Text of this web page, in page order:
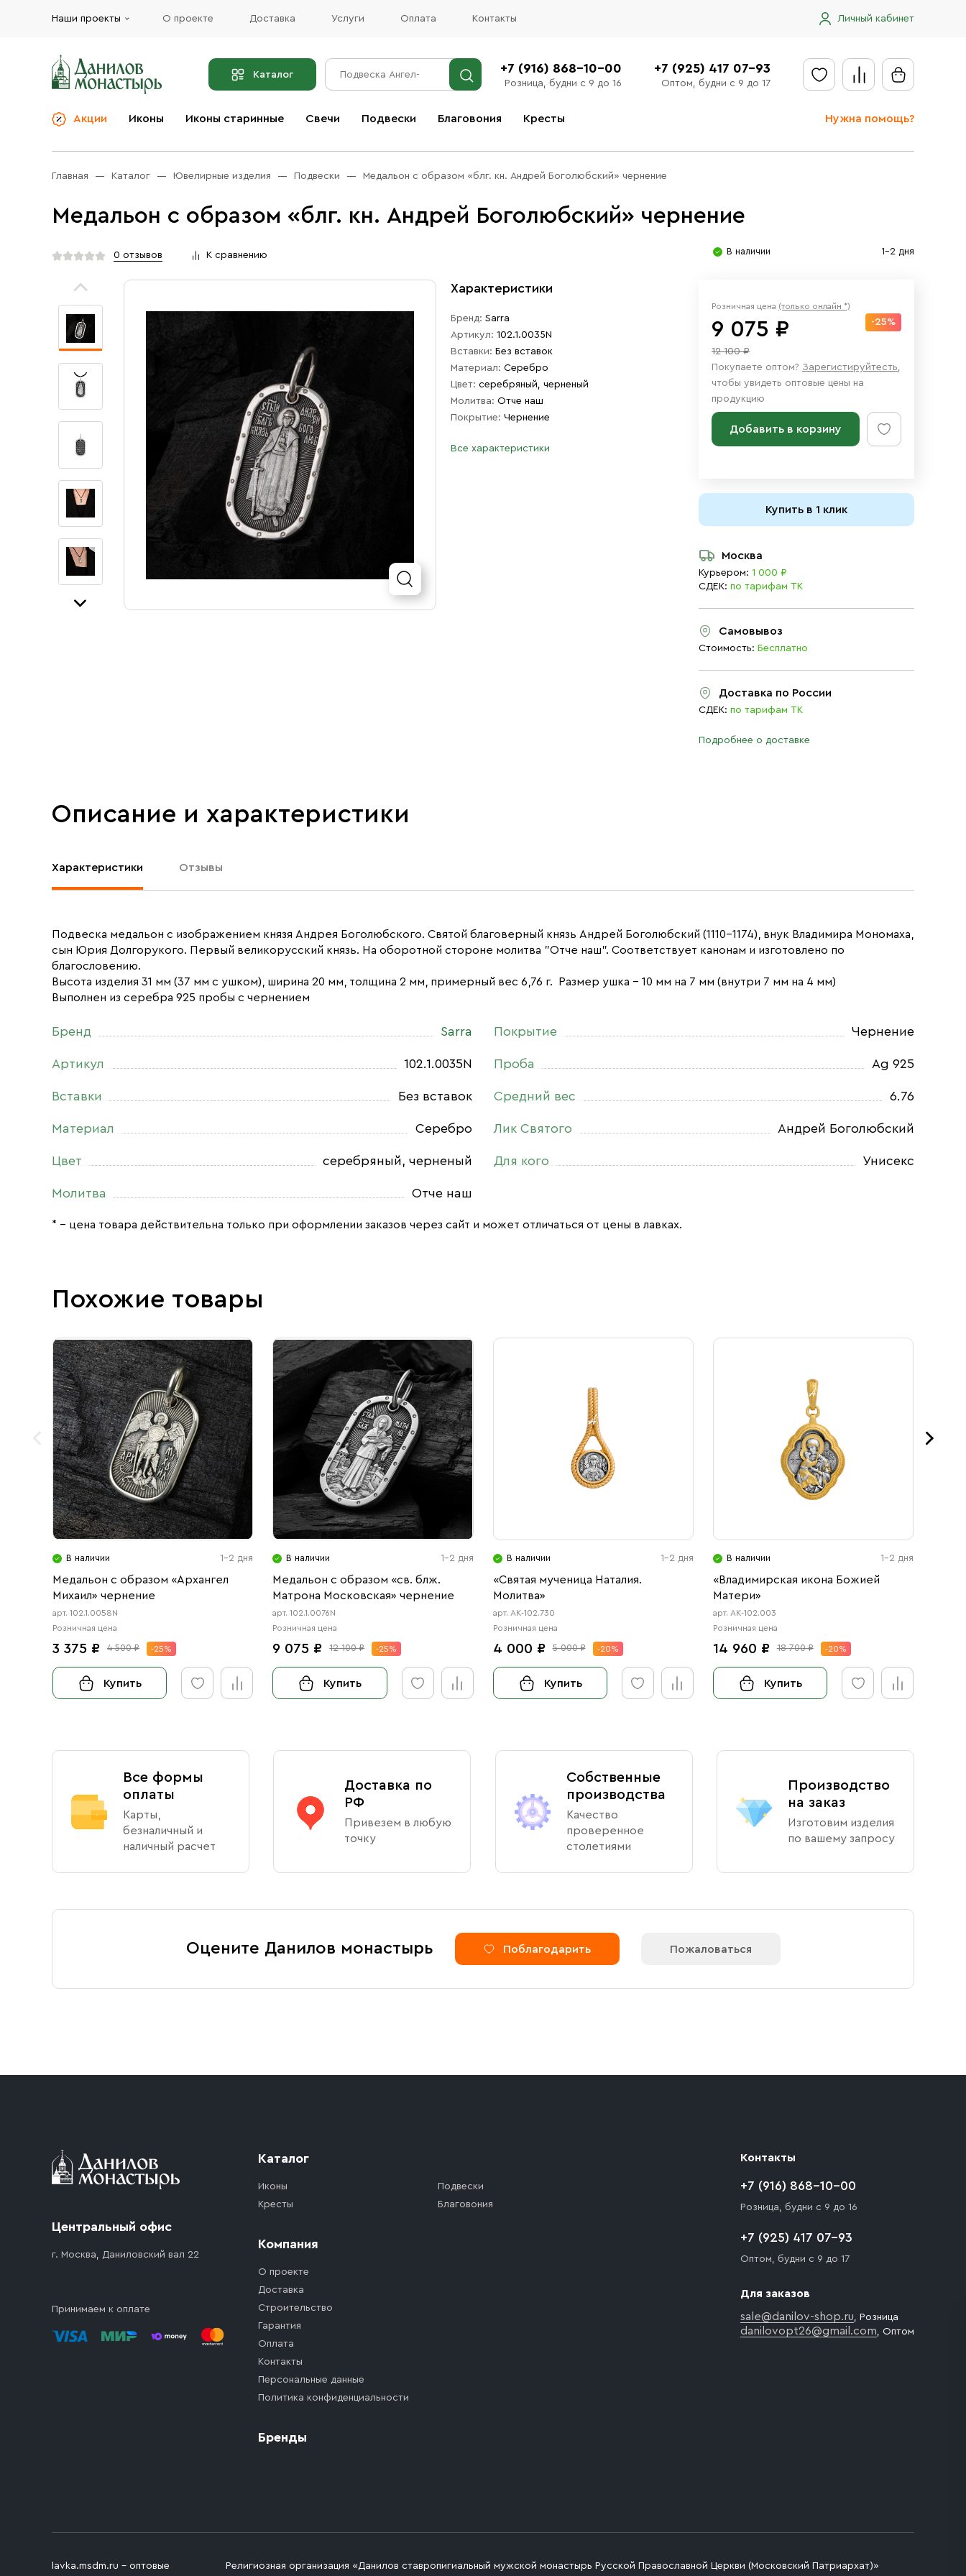
Наши проекты О проекте Доставка Услуги Оплата Контакты Личный кабинет
Каталог +7 (916) 868-10-00
Розница, будни с 9 до 16
+7 (925) 417 07-93
Оптом, будни с 9 до 17
Акции Иконы Иконы старинные Свечи Подвески Благовония Кресты Нужна помощь?
Отправить заявку
Церковная утварь
Ювелирные изделия
Бренды
Услуги
Главная Каталог Ювелирные изделия Подвески Медальон с образом «блг. кн. Андрей Боголюбский» чернение
Медальон с образом «блг. кн. Андрей Боголюбский» чернение
0 отзывов К сравнению В наличии 1-2 дня
Характеристики
Бренд: Sarra
Артикул: 102.1.0035N
Вставки: Без вставок
Материал: Серебро
Цвет: серебряный, черненый
Молитва: Отче наш
Покрытие: Чернение
Все характеристики
Розничная цена (только онлайн *)
9 075 ₽
12 100 ₽
-25%
Покупаете оптом? Зарегистируйтесть,
чтобы увидеть оптовые цены на
продукцию
Добавить в корзину
Купить в 1 клик
Москва
Курьером: 1 000 ₽
СДЕК: по тарифам ТК
Самовывоз
Стоимость: Бесплатно
Доставка по России
СДЕК: по тарифам ТК
Подробнее о доставке
Описание и характеристики
Характеристики Отзывы
Подвеска медальон с изображением князя Андрея Боголюбского. Святой благоверный князь Андрей Боголюбский (1110–1174), внук Владимира Мономаха,
сын Юрия Долгорукого. Первый великорусский князь. На оборотной стороне молитва "Отче наш". Соответствует канонам и изготовлено по
благословению.
Высота изделия 31 мм (37 мм с ушком), ширина 20 мм, толщина 2 мм, примерный вес 6,76 г. Размер ушка - 10 мм на 7 мм (внутри 7 мм на 4 мм)
Выполнен из серебра 925 пробы с чернением
Бренд Sarra
Артикул 102.1.0035N
Вставки Без вставок
Материал Серебро
Цвет серебряный, черненый
Молитва Отче наш
Покрытие Чернение
Проба Ag 925
Средний вес 6.76
Лик Святого Андрей Боголюбский
Для кого Унисекс
* – цена товара действительна только при оформлении заказов через сайт и может отличаться от цены в лавках.
Похожие товары
В наличии 1-2 дня
Медальон с образом «Архангел
Михаил» чернение
арт. 102.1.0058N
Розничная цена
3 375 ₽ 4 500 ₽ -25%
Купить
В наличии 1-2 дня
Медальон с образом «св. блж.
Матрона Московская» чернение
арт. 102.1.0076N
Розничная цена
9 075 ₽ 12 100 ₽ -25%
Купить
В наличии 1-2 дня
«Святая мученица Наталия.
Молитва»
арт. АК-102.730
Розничная цена
4 000 ₽ 5 000 ₽ -20%
Купить
В наличии 1-2 дня
«Владимирская икона Божией
Матери»
арт. АК-102.003
Розничная цена
14 960 ₽ 18 700 ₽ -20%
Купить
Все формы
оплаты
Карты,
безналичный и
наличный расчет
Доставка по
РФ
Привезем в любую
точку
Собственные
производства
Качество
проверенное
столетиями
Производство
на заказ
Изготовим изделия
по вашему запросу
Оцените Данилов монастырь Поблагодарить Пожаловаться
Центральный офис
г. Москва, Даниловский вал 22
Принимаем к оплате
Каталог
Иконы
Кресты
Подвески
Благовония
Компания
О проекте
Доставка
Строительство
Гарантия
Оплата
Контакты
Персональные данные
Политика конфиденциальности
Бренды
Контакты
+7 (916) 868-10-00
Розница, будни с 9 до 16
+7 (925) 417 07-93
Оптом, будни с 9 до 17
Для заказов
sale@danilov-shop.ru, Розница
danilovopt26@gmail.com, Оптом
lavka.msdm.ru – оптовые
Религиозная организация «Данилов ставропигиальный мужской монастырь Русской Православной Церкви (Московский Патриархат)»